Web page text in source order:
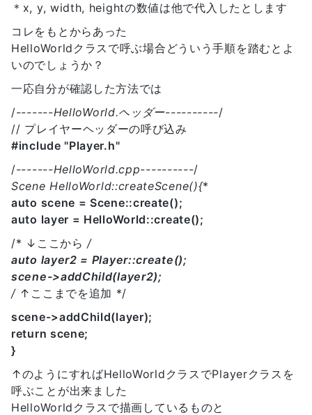
＊x, y, width, heightの数値は他で代入したとします
コレをもとからあった
HelloWorldクラスで呼ぶ場合どういう手順を踏むとよ
いのでしょうか？
一応自分が確認した方法では
/-------HelloWorld.ヘッダー----------/
// プレイヤーヘッダーの呼び込み
#include "Player.h"
/-------HelloWorld.cpp----------/
Scene HelloWorld::createScene(){*
auto scene = Scene::create();
auto layer = HelloWorld::create();
/* ↓ここから/
auto layer2 = Player::create();
scene->addChild(layer2);
/↑ここまでを追加 */
scene->addChild(layer);
return scene;
}
↑のようにすればHelloWorldクラスでPlayerクラスを
呼ぶことが出来ました
HelloWorldクラスで描画しているものと